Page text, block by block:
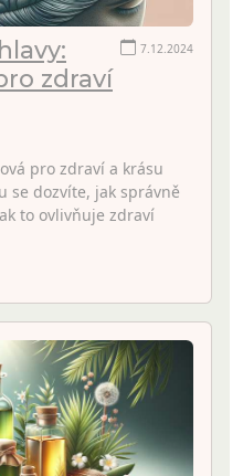
7.12.2024
zdraví
pro zdraví a krásu
se dozvíte, jak správně
to ovlivňuje zdraví